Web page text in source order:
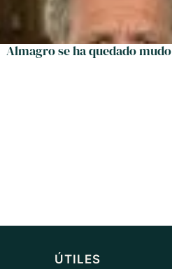
Almagro se ha quedado mudo
ÚTILES